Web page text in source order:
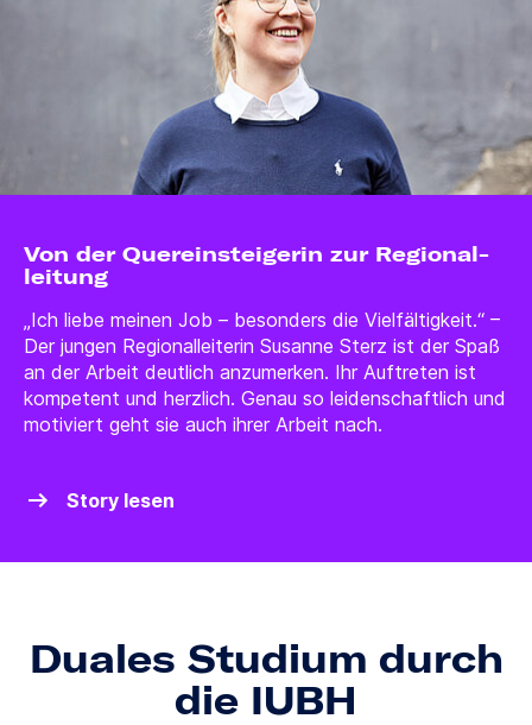
Von der Quer­einsteigerin zur Regional­
leitung
„Ich liebe meinen Job – besonders die Vielfältigkeit.“ –
Der jungen Regionalleiterin Susanne Sterz ist der Spaß
an der Arbeit deutlich anzumerken. Ihr Auftreten ist
kompetent und herzlich. Genau so leidenschaftlich und
motiviert geht sie auch ihrer Arbeit nach.
Story lesen
Duales Studium durch
die IUBH